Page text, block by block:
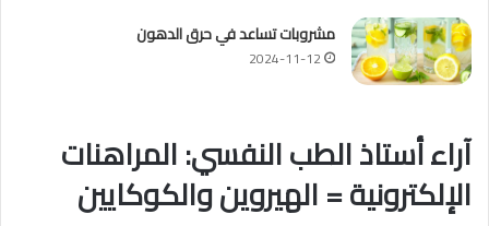
مشروبات تساعد في حرق الدهون
2024-11-12
آراء أستاذ الطب النفسي: المراهنات
الإلكترونية = الهيروين والكوكايين